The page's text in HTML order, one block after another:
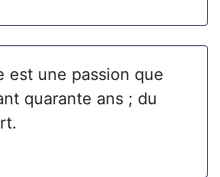
est une passion que
quarante ans ; du